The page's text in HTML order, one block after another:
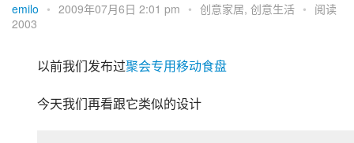
emilo • 2009年07月6日 2:01 pm • 创意家居, 创意生活 • 阅读
2003
以前我们发布过聚会专用移动食盘
今天我们再看跟它类似的设计